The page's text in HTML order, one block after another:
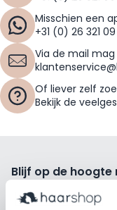
Misschien een
+31 (0) 26 321
Via de mail mag
Of liever zelf
Bekijk de
Blijf op de
Ontvang wekelijks
rechtstreeks in jou e-